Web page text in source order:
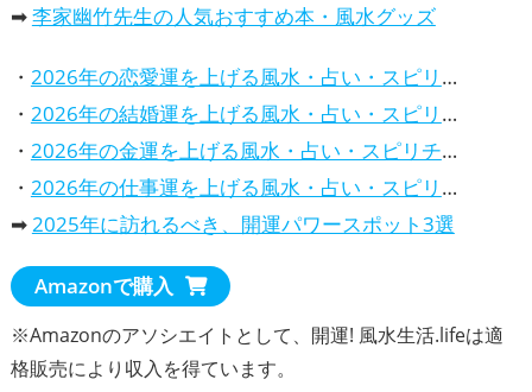
➡李家幽竹先生の人気おすすめ本・風水グッズ
・ 2026年の恋愛運を上げる風水・占い・スピリチュアルな方法
・ 2026年の結婚運を上げる風水・占い・スピリチュアルな方法
・ 2026年の金運を上げる風水・占い・スピリチュアルな方法
・ 2026年の仕事運を上げる風水・占い・スピリチュアルな方法
➡ 2025年に訪れるべき、開運パワースポット3選
Amazonで購入
※Amazonのアソシエイトとして、開運! 風水生活.lifeは適
格販売により収入を得ています。